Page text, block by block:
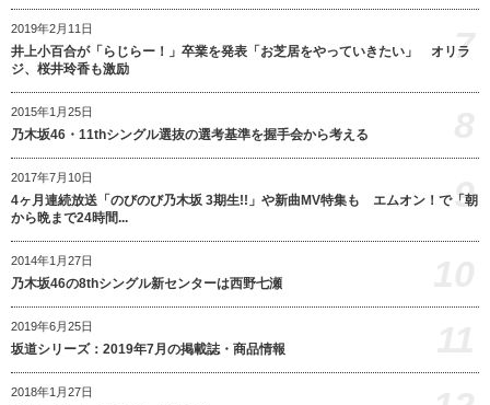
2019年2月11日
井上小百合が「らじらー！」卒業を発表「お芝居をやっていきたい」 オリラ
ジ、桜井玲香も激励
7
2015年1月25日
乃木坂46・11thシングル選抜の選考基準を握手会から考える
2017年7月10日
4ヶ月連続放送「のびのび乃木坂 3期生!!」や新曲MV特集も エムオン！で「朝
から晩まで24時間...
9
2014年1月27日
乃木坂46の8thシングル新センターは西野七瀬
2019年6月25日
坂道シリーズ：2019年7月の掲載誌・商品情報
2018年1月27日